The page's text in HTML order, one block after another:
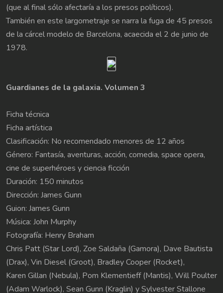
(que al final sólo afectaría a los presos políticos).
También en este largometraje se narra la fuga de 45 presos
de la cárcel modelo de Barcelona, acaecida el 2 de junio de
1978.
Guardianes de la galaxia. Volumen 3
Ficha técnica
Ficha artística
Clasificación: No recomendado menores de 12 años
Género: Fantasía, aventuras, acción, comedia, space opera,
cine de superhéroes y ciencia ficción
Duración: 150 minutos
Dirección: James Gunn
Guion: James Gunn
Música: John Murphy
Fotografía: Henry Braham
Chris Patt (Star Lord), Zoe Saldaña (Gamora), Dave Bautista
(Drax), Vin Diesel (Groot), Bradley Cooper (Rocket),
Karen Gillan (Nebula), Pom Klementieff (Mantis), Will Poulter
(Adam Warlock), Sean Gunn (Kraglin) y Sylvester Stallone